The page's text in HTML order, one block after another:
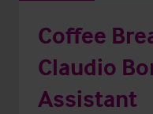
Coffee
Claudio
Assistant